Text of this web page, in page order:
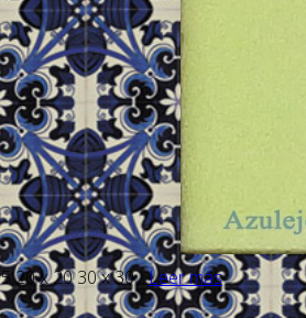
20 x 20 30 x 30 ...Leer más